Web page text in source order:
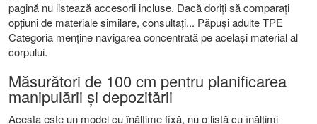
pagină nu listează accesorii incluse. Dacă doriți să comparați
opțiuni de materiale similare, consultați... Păpuși adulte TPE
Categoria menține navigarea concentrată pe același material al
corpului.
Măsurători de 100 cm pentru planificarea
manipulării și depozitării
Acesta este un model cu înălțime fixă, nu o listă cu înălțimi